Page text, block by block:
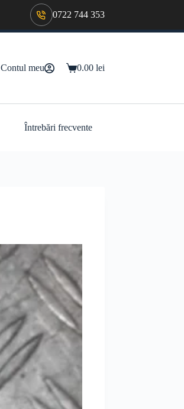
0722 744 353
Contul meu
Coș0.00 lei
Întrebări frecvente